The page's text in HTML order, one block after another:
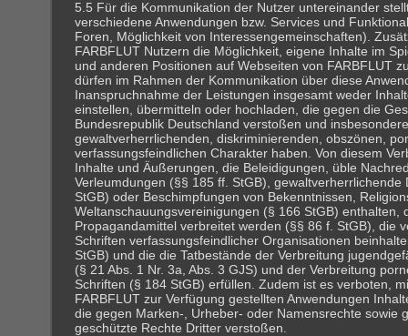
5.5 Für die Kommunikation der Nutzer untereinander
verschiedene Anwendungen bzw. Services und
Foren, Möglichkeit von Interessengemeinschaften).
FARBFLUT Nutzern die Möglichkeit, eigene Inhalte im
und anderen Positionen auf Webseiten von FARBFLUT
dürfen im Rahmen der Kommunikation über diese
Inanspruchnahme der Leistungen insgesamt weder
einstellen, übermitteln oder hochladen, die gegen die
Bundesrepublik Deutschland verstoßen und
gewaltverherrlichenden, diskriminierenden, obszönen,
verfassungsfeindlichen Charakter haben. Von diesem
Inhalte und Äußerungen, die Beleidigungen, üble
Verleumdungen (§§ 185 ff. StGB), gewaltverherrlichende
StGB) oder Beschimpfungen von Bekenntnissen,
Weltanschauungsvereinigungen (§ 166 StGB) enthalten,
Propagandamittel verbreitet werden (§§ 86 f. StGB), die
Schriften verfassungsfeindlicher Organisationen
StGB) und die die Tatbestände der Verbreitung
(§ 21 Abs. 1 Nr. 3a, Abs. 3 GJS) und der Verbreitung
Schriften (§ 184 StGB) erfüllen. Zudem ist es verboten,
FARBFLUT zur Verfügung gestellten Anwendungen
die gegen Marken-, Urheber- oder Namensrechte sowie
geschützte Rechte Dritter verstoßen.